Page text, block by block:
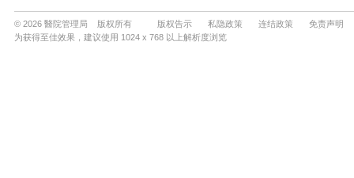
© 2026 醫院管理局 版权所有 版权告示 私隐政策 连结政策
免责声明
为获得至佳效果，建议使用 1024 x 768 以上解析度浏览